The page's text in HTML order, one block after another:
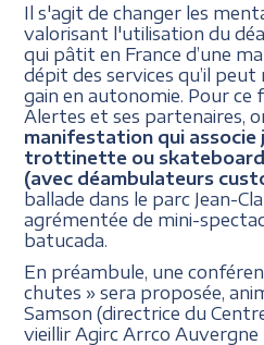
Il s'agit de changer les
valorisant l'utilisation du
qui pâtit en France d’une
dépit des services qu’il
gain en autonomie. Pour ce
Alertes et ses partenaires,
manifestation qui associe
trottinette ou
(avec déambulateurs
ballade dans le parc Jean-
agrémentée de mini-
batucada.
En préambule, une
chutes » sera proposée,
Samson (directrice du
vieillir Agirc Arrco Auvergne